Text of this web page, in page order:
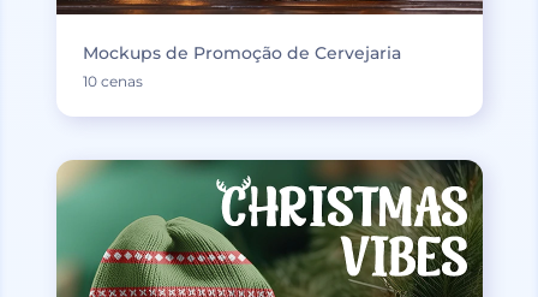
Mockups de Promoção de Cervejaria
10 cenas